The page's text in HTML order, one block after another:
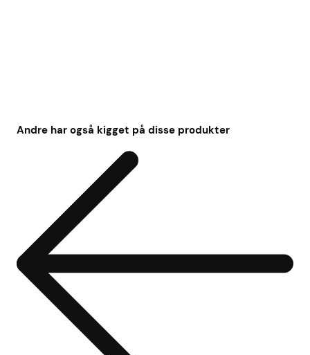
Andre har også kigget på disse produkter